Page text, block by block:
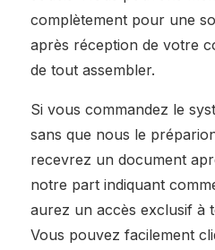
complètement pour une
après réception de votre
de tout assembler.
Si vous commandez le
sans que nous le
recevrez un document
notre part indiquant
aurez un accès exclusif à
Vous pouvez facilement